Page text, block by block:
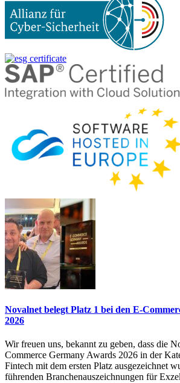
Novalnet belegt Platz 1 bei den E-
2026
Wir freuen uns, bekannt zu geben, dass die
Commerce Germany Awards 2026 in der
Fintech mit dem ersten Platz ausgezeichnet
führenden Branchenauszeichnungen für